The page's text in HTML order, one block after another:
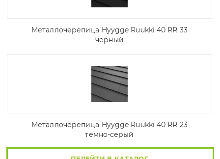
Металлочерепица Hyygge Ruukki 40 RR 33
черный
Металлочерепица Hyygge Ruukki 40 RR 23
темно-серый